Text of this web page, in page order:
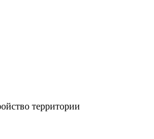
территории